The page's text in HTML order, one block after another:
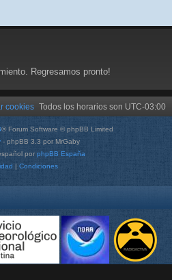
Regresamos pronto!
Todos los horarios son UTC-03:00
cookies
® Forum Software © phpBB Limited
- phpBB 3.3 por MrGaby
por phpBB España
| Condiciones